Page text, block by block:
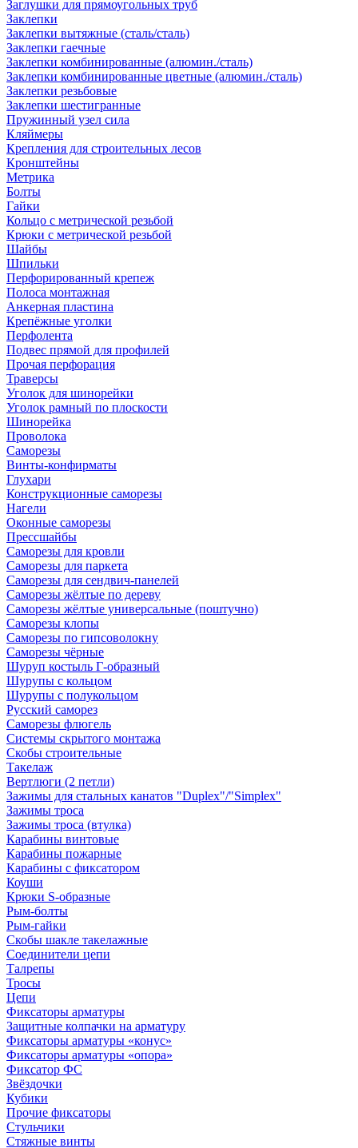
Заглушки для прямоугольных труб
Заклепки
Заклепки вытяжные (сталь/сталь)
Заклепки гаечные
Заклепки комбинированные (алюмин./сталь)
Заклепки комбинированные цветные (алюмин./сталь)
Заклепки резьбовые
Заклепки шестигранные
Пружинный узел сила
Кляймеры
Крепления для строительных лесов
Кронштейны
Метрика
Болты
Гайки
Кольцо с метрической резьбой
Крюки с метрической резьбой
Шайбы
Шпильки
Перфорированный крепеж
Полоса монтажная
Анкерная пластина
Крепёжные уголки
Перфолента
Подвес прямой для профилей
Прочая перфорация
Траверсы
Уголок для шинорейки
Уголок рамный по плоскости
Шинорейка
Проволока
Саморезы
Винты-конфирматы
Глухари
Конструкционные саморезы
Нагели
Оконные саморезы
Прессшайбы
Саморезы для кровли
Саморезы для паркета
Саморезы для сендвич-панелей
Саморезы жёлтые по дереву
Саморезы жёлтые универсальные (поштучно)
Саморезы клопы
Саморезы по гипсоволокну
Саморезы чёрные
Шуруп костыль Г-образный
Шурупы с кольцом
Шурупы с полукольцом
Русский саморез
Саморезы флюгель
Системы скрытого монтажа
Скобы строительные
Такелаж
Вертлюги (2 петли)
Зажимы для стальных канатов "Duplex"/"Simplex"
Зажимы троса
Зажимы троса (втулка)
Карабины винтовые
Карабины пожарные
Карабины с фиксатором
Коуши
Крюки S-образные
Рым-болты
Рым-гайки
Скобы шакле такелажные
Соединители цепи
Талрепы
Тросы
Цепи
Фиксаторы арматуры
Защитные колпачки на арматуру
Фиксаторы арматуры «конус»
Фиксаторы арматуры «опора»
Фиксатор ФС
Звёздочки
Кубики
Прочие фиксаторы
Стульчики
Стяжные винты